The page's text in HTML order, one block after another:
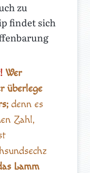
zu
findet sich
Wer
überlege
denn es
Zahl,
Lamm